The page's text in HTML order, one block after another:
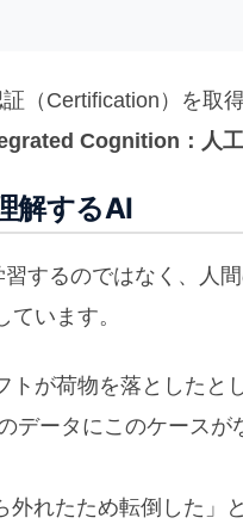
（Certification）を取
Cognition：人工
解するAI
するのではなく、人
います。
が荷物を落としたと
データにこのケース
外れたため転倒した」と